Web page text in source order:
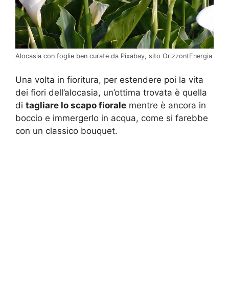
Alocasia con foglie ben curate da Pixabay, sito OrizzontEnergia
Una volta in fioritura, per estendere poi la vita
dei fiori dell’alocasia, un’ottima trovata è quella
di tagliare lo scapo fiorale mentre è ancora in
boccio e immergerlo in acqua, come si farebbe
con un classico bouquet.